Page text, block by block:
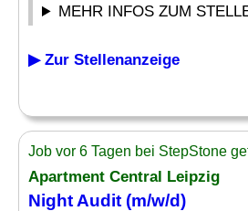
MEHR INFOS ZUM
▶ Zur Stellenanzeige
Job vor 6 Tagen bei StepStone
Apartment Central Leipzig
Night Audit (m/w/d)